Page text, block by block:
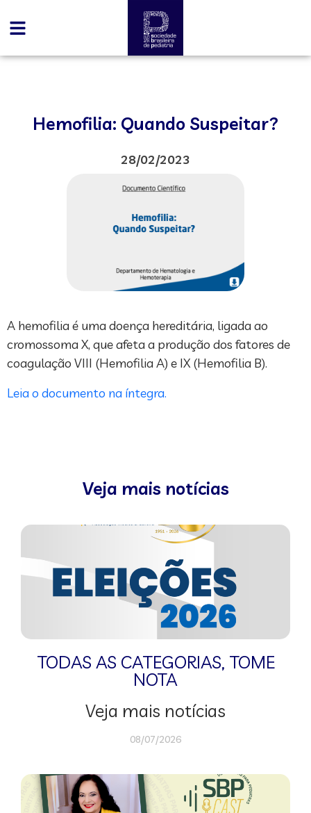
Hemofilia: Quando Suspeitar?
28/02/2023
A hemofilia é uma doença hereditária, ligada ao
cromossoma X, que afeta a produção dos fatores de
coagulação VIII (Hemofilia A) e IX (Hemofilia B).
Leia o documento na íntegra.
Veja mais notícias
TODAS AS CATEGORIAS, TOME
NOTA
Veja mais notícias
08/07/2026